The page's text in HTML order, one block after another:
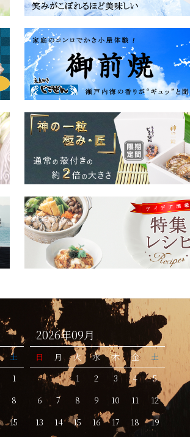
土
1
8
15
2026年09月
日 月 火 水 木 金
土
1
2 3 4
5
6
7 8 9 10 11
12
13
14 15 16 17 18
19